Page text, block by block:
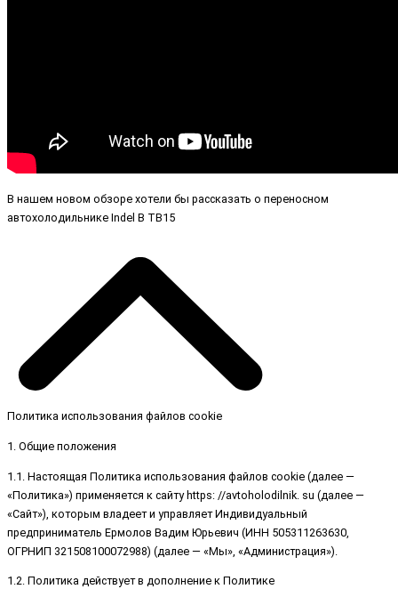
В нашем новом обзоре хотели бы рассказать о переносном
автохолодильнике Indel B TB15
Политика использования файлов cookie
1. Общие положения
1.1. Настоящая Политика использования файлов cookie (далее —
«Политика») применяется к сайту https: //avtoholodilnik. su (далее —
«Сайт»), которым владеет и управляет Индивидуальный
предприниматель Ермолов Вадим Юрьевич (ИНН 505311263630,
ОГРНИП 321508100072988) (далее — «Мы», «Администрация»).
1.2. Политика действует в дополнение к Политике